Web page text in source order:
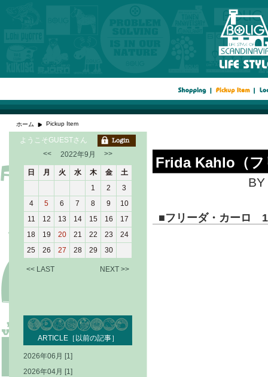
ホーム Pickup Item
Frida Kahlo（フ
■フリーダ・カーロ
ようこそGUESTさん
<<
2022年9月 >>
日 月 火 水 木 金
土
1
2
3
4
5 6 7 8 9
10
11
12 13 14 15 16
17
18
19 20 21 22 23
24
25
26 27 28 29 30
<< LAST NEXT >>
ARTICLE［以前の記事］
2026年06月 [1]
2026年04月 [1]